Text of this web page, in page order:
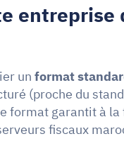
entreprise
un format
(proche du
format garantit à
fiscaux